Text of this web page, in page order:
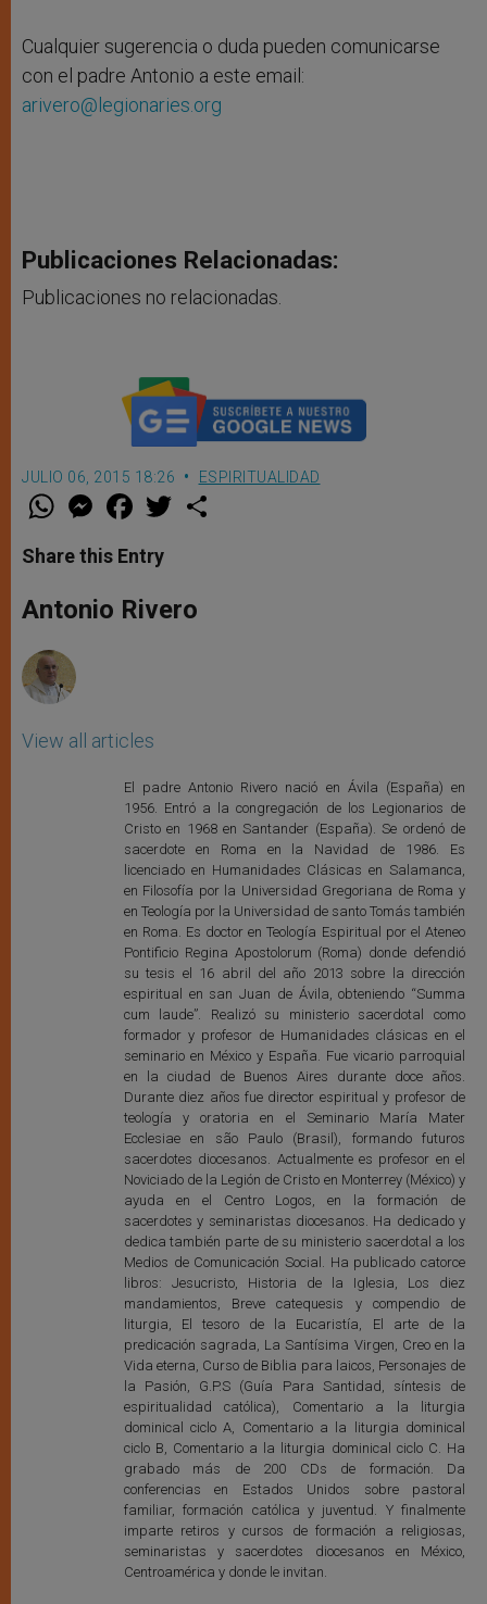
Cualquier sugerencia o duda pueden comunicarse
con el padre Antonio a este email:
arivero@legionaries.org
Publicaciones Relacionadas:
Publicaciones no relacionadas.
JULIO 06, 2015 18:26 ESPIRITUALIDAD
W
t
s
p
p
M
e
s
e
g
e
F
a
e
b
o
k
w
r
Share this Entry
Antonio Rivero
View all articles
El padre Antonio Rivero nació en Ávila (España) en
1956. Entró a la congregación de los Legionarios de
Cristo en 1968 en Santander (España). Se ordenó de
sacerdote en Roma en la Navidad de 1986. Es
licenciado en Humanidades Clásicas en Salamanca,
en Filosofía por la Universidad Gregoriana de Roma y
en Teología por la Universidad de santo Tomás también
en Roma. Es doctor en Teología Espiritual por el Ateneo
Pontificio Regina Apostolorum (Roma) donde defendió
su tesis el 16 abril del año 2013 sobre la dirección
espiritual en san Juan de Ávila, obteniendo “Summa
cum laude”. Realizó su ministerio sacerdotal como
formador y profesor de Humanidades clásicas en el
seminario en México y España. Fue vicario parroquial
en la ciudad de Buenos Aires durante doce años.
Durante diez años fue director espiritual y profesor de
teología y oratoria en el Seminario María Mater
Ecclesiae en são Paulo (Brasil), formando futuros
sacerdotes diocesanos. Actualmente es profesor en el
Noviciado de la Legión de Cristo en Monterrey (México) y
ayuda en el Centro Logos, en la formación de
sacerdotes y seminaristas diocesanos. Ha dedicado y
dedica también parte de su ministerio sacerdotal a los
Medios de Comunicación Social. Ha publicado catorce
libros: Jesucristo, Historia de la Iglesia, Los diez
mandamientos, Breve catequesis y compendio de
liturgia, El tesoro de la Eucaristía, El arte de la
predicación sagrada, La Santísima Virgen, Creo en la
Vida eterna, Curso de Biblia para laicos, Personajes de
la Pasión, G.P.S (Guía Para Santidad, síntesis de
espiritualidad católica), Comentario a la liturgia
dominical ciclo A, Comentario a la liturgia dominical
ciclo B, Comentario a la liturgia dominical ciclo C. Ha
grabado más de 200 CDs de formación. Da
conferencias en Estados Unidos sobre pastoral
familiar, formación católica y juventud. Y finalmente
imparte retiros y cursos de formación a religiosas,
seminaristas y sacerdotes diocesanos en México,
Centroamérica y donde le invitan.